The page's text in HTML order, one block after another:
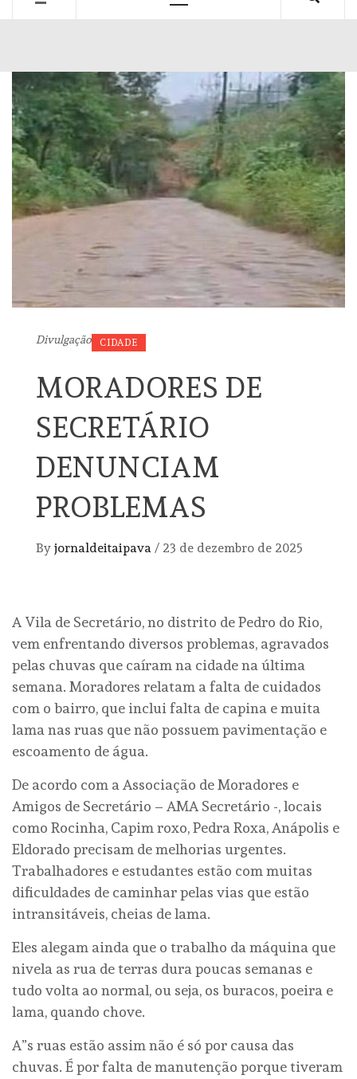
Divulgação CIDADE
MORADORES DE
SECRETÁRIO
DENUNCIAM
PROBLEMAS
By jornaldeitaipava / 23 de dezembro de 2025
A Vila de Secretário, no distrito de Pedro do Rio,
vem enfrentando diversos problemas, agravados
pelas chuvas que caíram na cidade na última
semana. Moradores relatam a falta de cuidados
com o bairro, que inclui falta de capina e muita
lama nas ruas que não possuem pavimentação e
escoamento de água.
De acordo com a Associação de Moradores e
Amigos de Secretário – AMA Secretário -, locais
como Rocinha, Capim roxo, Pedra Roxa, Anápolis e
Eldorado precisam de melhorias urgentes.
Trabalhadores e estudantes estão com muitas
dificuldades de caminhar pelas vias que estão
intransitáveis, cheias de lama.
Eles alegam ainda que o trabalho da máquina que
nivela as rua de terras dura poucas semanas e
tudo volta ao normal, ou seja, os buracos, poeira e
lama, quando chove.
A”s ruas estão assim não é só por causa das
chuvas. É por falta de manutenção porque tiveram